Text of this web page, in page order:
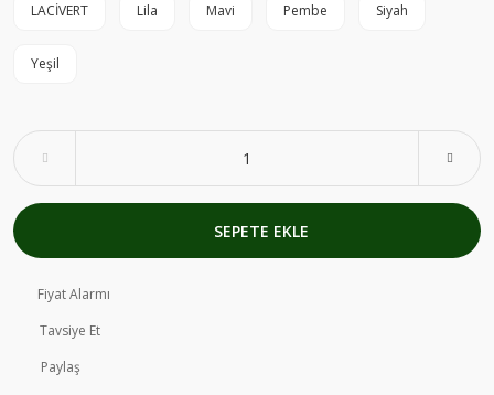
LACİVERT Lila Mavi Pembe Siyah
Yeşil
SEPETE EKLE
Fiyat Alarmı
Tavsiye Et
Paylaş